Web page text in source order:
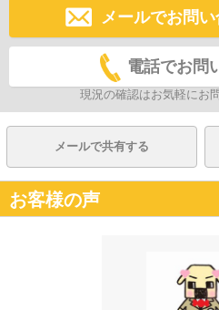
メールでお問
電話でお問
現況の確認はお気軽にお
メールで共有する
お客様の声